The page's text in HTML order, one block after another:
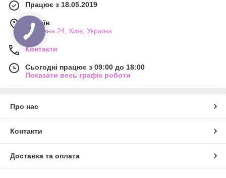
Працює з 18.05.2019
м. Київ
Прорізна 24, Київ, Україна
Контакти
Сьогодні працює з 09:00 до 18:00
Показати весь графік роботи
Про нас
Контакти
Доставка та оплата